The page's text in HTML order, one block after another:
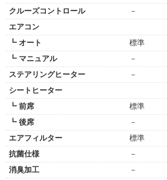
クルーズコントロール
－
エアコン
┗ オート
標準
┗ マニュアル
－
ステアリングヒーター
－
シートヒーター
┗ 前席
標準
┗ 後席
－
エアフィルター
標準
抗菌仕様
－
消臭加工
－